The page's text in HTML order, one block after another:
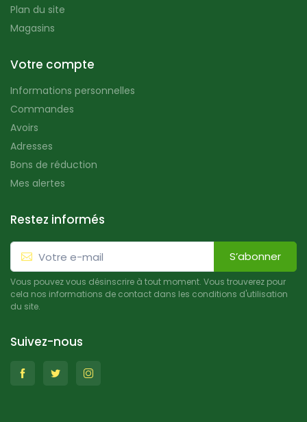
Plan du site
Magasins
Votre compte
Informations personnelles
Commandes
Avoirs
Adresses
Bons de réduction
Mes alertes
Restez informés
S’abonner
Vous pouvez vous désinscrire à tout moment. Vous trouverez pour
cela nos informations de contact dans les conditions d'utilisation
du site.
Suivez-nous